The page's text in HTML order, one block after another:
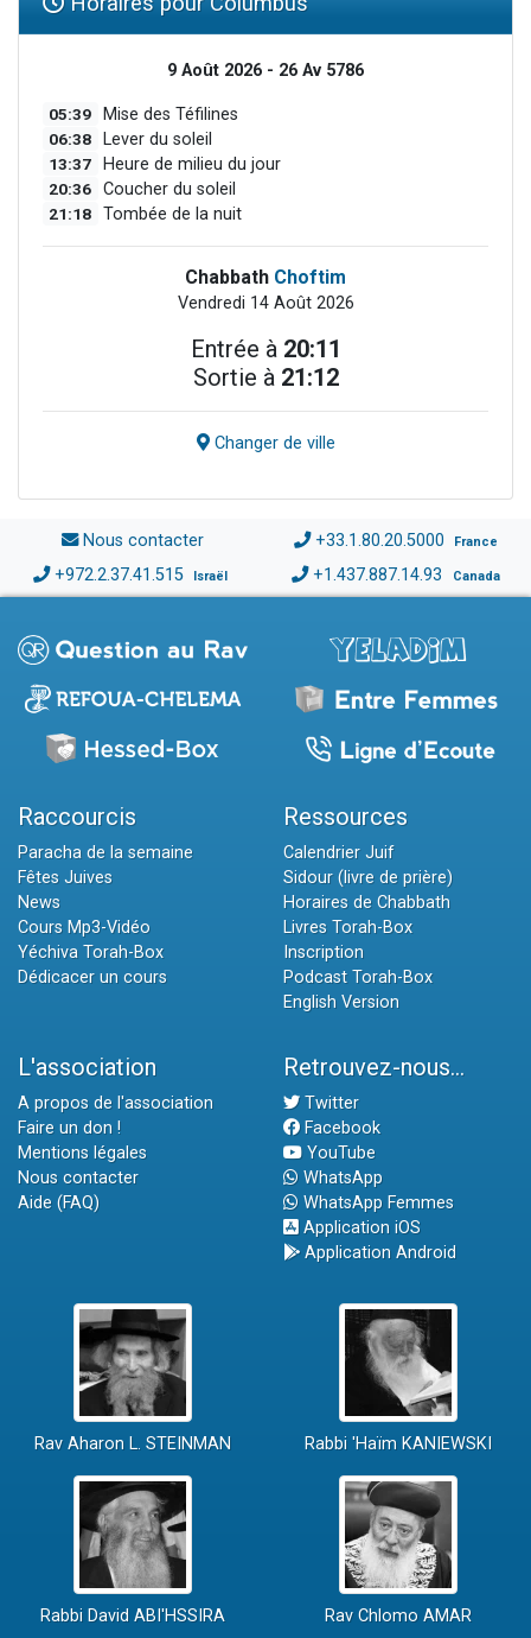
9 Août 2026 - 26 Av 5786
05:39 Mise des Téfilines
06:38 Lever du soleil
13:37 Heure de milieu du jour
20:36 Coucher du soleil
21:18 Tombée de la nuit
Chabbath Choftim
Vendredi 14 Août 2026
Entrée à 20:11
Sortie à 21:12
Changer de ville
Nous contacter +33.1.80.20.5000 France
+972.2.37.41.515 Israël +1.437.887.14.93 Canada
Raccourcis
Paracha de la semaine
Fêtes Juives
News
Cours Mp3-Vidéo
Yéchiva Torah-Box
Dédicacer un cours
Ressources
Calendrier Juif
Sidour (livre de prière)
Horaires de Chabbath
Livres Torah-Box
Inscription
Podcast Torah-Box
English Version
L'association
A propos de l'association
Faire un don !
Mentions légales
Nous contacter
Aide (FAQ)
Retrouvez-nous...
Twitter
Facebook
YouTube
WhatsApp
WhatsApp Femmes
Application iOS
Application Android
Rav Aharon L. STEINMAN Rabbi 'Haïm KANIEWSKI
Rabbi David ABI'HSSIRA Rav Chlomo AMAR